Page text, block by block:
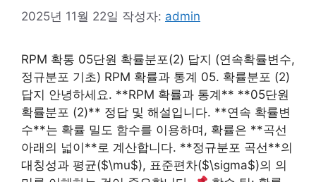
2025년 11월 22일 작성자: admin
RPM 확통 05단원 확률분포(2) 답지 (연속확률변수,
정규분포 기초) RPM 확률과 통계 05. 확률분포 (2)
답지 안녕하세요. **RPM 확률과 통계** **05단원
확률분포 (2)** 정답 및 해설입니다. **연속 확률변
수**는 확률 밀도 함수를 이용하며, 확률은 **곡선
아래의 넓이**로 계산합니다. **정규분포 곡선**의
대칭성과 평균($\mu$), 표준편차($\sigma$)의 의